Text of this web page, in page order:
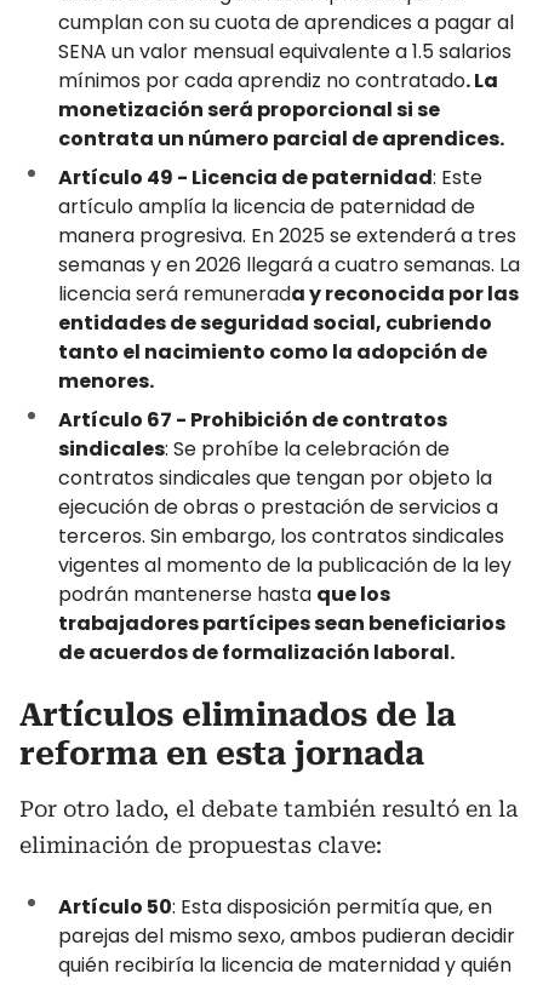
cumplan con su cuota de aprendices a pagar al
SENA un valor mensual equivalente a 1.5 salarios
mínimos por cada aprendiz no contratado. La
monetización será proporcional si se
contrata un número parcial de aprendices.
Artículo 49 - Licencia de paternidad: Este
artículo amplía la licencia de paternidad de
manera progresiva. En 2025 se extenderá a tres
semanas y en 2026 llegará a cuatro semanas. La
licencia será remunerada y reconocida por las
entidades de seguridad social, cubriendo
tanto el nacimiento como la adopción de
menores.
Artículo 67 - Prohibición de contratos
sindicales: Se prohíbe la celebración de
contratos sindicales que tengan por objeto la
ejecución de obras o prestación de servicios a
terceros. Sin embargo, los contratos sindicales
vigentes al momento de la publicación de la ley
podrán mantenerse hasta que los
trabajadores partícipes sean beneficiarios
de acuerdos de formalización laboral.
Artículos eliminados de la
reforma en esta jornada
Por otro lado, el debate también resultó en la
eliminación de propuestas clave:
Artículo 50: Esta disposición permitía que, en
parejas del mismo sexo, ambos pudieran decidir
quién recibiría la licencia de maternidad y quién